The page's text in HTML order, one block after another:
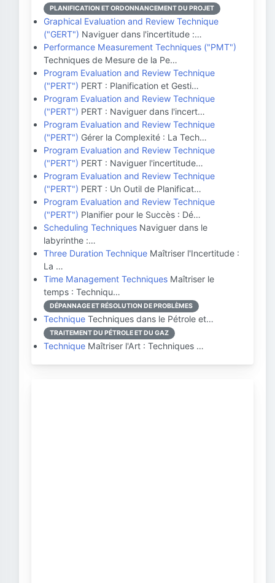
PLANIFICATION ET ORDONNANCEMENT DU PROJET
Graphical Evaluation and Review Technique
("GERT") Naviguer dans l'incertitude :…
Performance Measurement Techniques ("PMT")
Techniques de Mesure de la Pe…
Program Evaluation and Review Technique
("PERT") PERT : Planification et Gesti…
Program Evaluation and Review Technique
("PERT") PERT : Naviguer dans l'incert…
Program Evaluation and Review Technique
("PERT") Gérer la Complexité : La Tech…
Program Evaluation and Review Technique
("PERT") PERT : Naviguer l'incertitude…
Program Evaluation and Review Technique
("PERT") PERT : Un Outil de Planificat…
Program Evaluation and Review Technique
("PERT") Planifier pour le Succès : Dé…
Scheduling Techniques Naviguer dans le
labyrinthe :…
Three Duration Technique Maîtriser l'Incertitude :
La …
Time Management Techniques Maîtriser le
temps : Techniqu…
DÉPANNAGE ET RÉSOLUTION DE PROBLÈMES
Technique Techniques dans le Pétrole et…
TRAITEMENT DU PÉTROLE ET DU GAZ
Technique Maîtriser l'Art : Techniques …